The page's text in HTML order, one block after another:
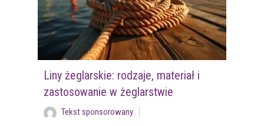
Liny żeglarskie: rodzaje, materiał i
zastosowanie w żeglarstwie
Tekst sponsorowany